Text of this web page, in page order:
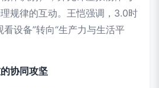
规律的互动。王恺强调，3.0时
设备”转向“生产力与生活平
协同攻坚